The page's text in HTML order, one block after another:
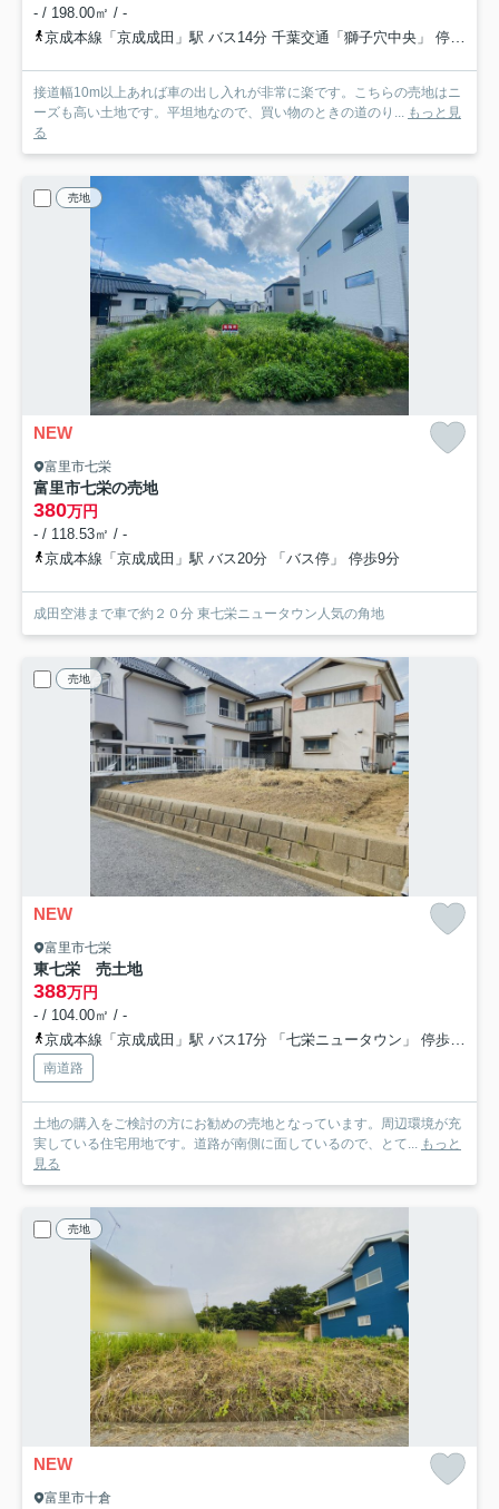
- / 198.00㎡ / -
京成本線「京成成田」駅 バス14分 千葉交通「獅子穴中央」 停歩4分
接道幅10m以上あれば車の出し入れが非常に楽です。こちらの売地はニ
ーズも高い土地です。平坦地なので、買い物のときの道のり... もっと見
る
売地
NEW
富里市七栄
富里市七栄の売地
380万円
- / 118.53㎡ / -
京成本線「京成成田」駅 バス20分 「バス停」 停歩9分
成田空港まで車で約２０分 東七栄ニュータウン人気の角地
売地
NEW
富里市七栄
東七栄 売土地
388万円
- / 104.00㎡ / -
京成本線「京成成田」駅 バス17分 「七栄ニュータウン」 停歩12分
南道路
土地の購入をご検討の方にお勧めの売地となっています。周辺環境が充
実している住宅用地です。道路が南側に面しているので、とて... もっと
見る
売地
NEW
富里市十倉